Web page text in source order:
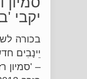
יקבי
בכורה
יֵינָבִים